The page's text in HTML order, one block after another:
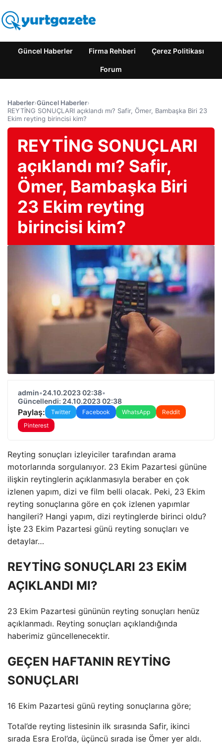
Güncel Haberler Firma Rehberi Çerez Politikası
Forum
Haberler›Güncel Haberler›
REYTİNG SONUÇLARI açıklandı mı? Safir, Ömer, Bambaşka Biri 23
Ekim reyting birincisi kim?
REYTİNG SONUÇLARI
açıklandı mı? Safir,
Ömer, Bambaşka Biri
23 Ekim reyting
birincisi kim?
admin•24.10.2023 02:38•
Güncellendi: 24.10.2023 02:38
Paylaş: Twitter Facebook WhatsApp
Reddit
Pinterest
Reyting sonuçları izleyiciler tarafından arama
motorlarında sorgulanıyor. 23 Ekim Pazartesi gününe
ilişkin reytinglerin açıklanmasıyla beraber en çok
izlenen yapım, dizi ve film belli olacak. Peki, 23 Ekim
reyting sonuçlarına göre en çok izlenen yapımlar
hangileri? Hangi yapım, dizi reytinglerde birinci oldu?
İşte 23 Ekim Pazartesi günü reyting sonuçları ve
detaylar…
REYTİNG SONUÇLARI 23 EKİM
AÇIKLANDI MI?
23 Ekim Pazartesi gününün reyting sonuçları henüz
açıklanmadı. Reyting sonuçları açıklandığında
haberimiz güncellenecektir.
GEÇEN HAFTANIN REYTİNG
SONUÇLARI
16 Ekim Pazartesi günü reyting sonuçlarına göre;
Total’de reyting listesinin ilk sırasında Safir, ikinci
sırada Esra Erol’da, üçüncü sırada ise Ömer yer aldı.